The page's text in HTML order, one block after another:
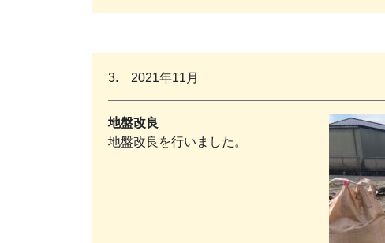
3. 2021年11月
地盤改良
地盤改良を行いました。